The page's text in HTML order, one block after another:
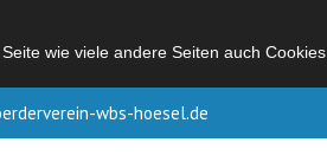
wie viele andere Seiten auch Cookies.
wbs-hoesel.de